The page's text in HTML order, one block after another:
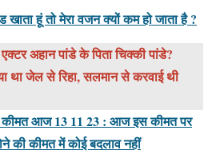
हूं तो मेरा वजन क्यों कम हो जाता है ?
अहान पांडे के पिता चिक्की पांडे?
था जेल से रिहा, सलमान से करवाई थी
आज 13 11 23 : आज इस कीमत पर
की कीमत में कोई बदलाव नहीं